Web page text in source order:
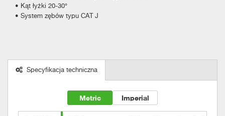
• Kąt łyżki 20-30°
• System zębów typu CAT J
Specyfikacja techniczna
Metric Imperial